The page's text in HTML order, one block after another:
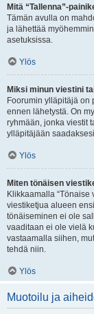
Mitä “Tallenna”-
Tämän avulla on
ja lähettää
asetuksissa.
Ylös
Miksi minun viestini
Foorumin ylläpitäjä on
ennen lähetystä. On
ryhmään, jonka viestit
ylläpitäjään
Ylös
Miten tönäisen
Klikkaamalla “Tönaise
viestiketjua alueen
tönäiseminen ei ole
vaaditaan ei ole vielä
vastaamalla siihen,
tehdä niin.
Ylös
Muotoilu ja